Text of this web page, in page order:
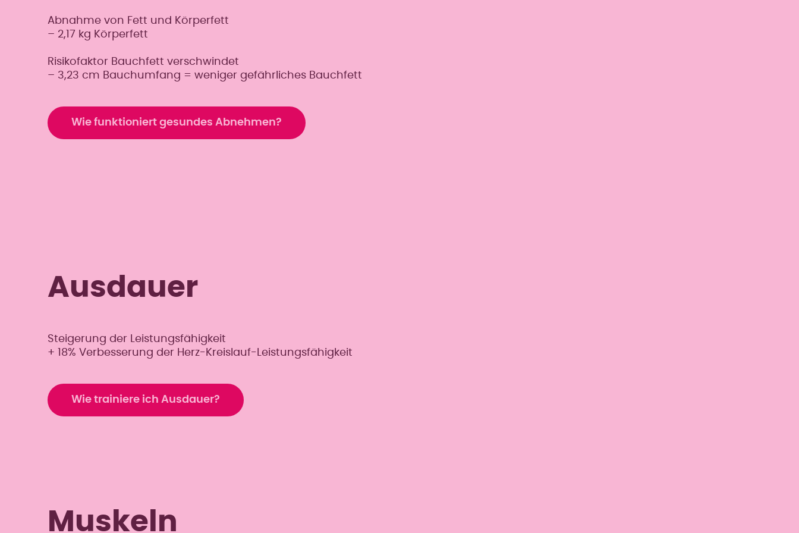
Abnahme von Fett und Körperfett
– 2,17 kg Körperfett
Risikofaktor Bauchfett verschwindet
– 3,23 cm Bauchumfang = weniger gefährliches Bauchfett
Wie funktioniert gesundes Abnehmen?
Ausdauer
Steigerung der Leistungsfähigkeit
+ 18% Verbesserung der Herz-Kreislauf-Leistungsfähigkeit
Wie trainiere ich Ausdauer?
Muskeln